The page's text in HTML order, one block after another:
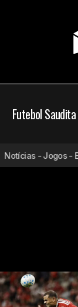
Futebol Saudita
Notícias - Jogos -